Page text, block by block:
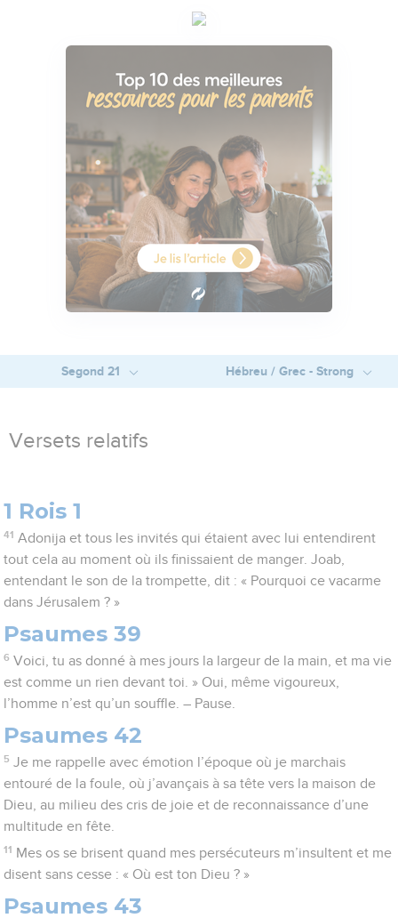
Segond 21 Hébreu / Grec - Strong
Versets relatifs
1 Rois 1
41 Adonija et tous les invités qui étaient avec lui entendirent
tout cela au moment où ils finissaient de manger. Joab,
entendant le son de la trompette, dit : « Pourquoi ce vacarme
dans Jérusalem ? »
Psaumes 39
6 Voici, tu as donné à mes jours la largeur de la main, et ma vie
est comme un rien devant toi. » Oui, même vigoureux,
l’homme n’est qu’un souffle. – Pause.
Psaumes 42
5 Je me rappelle avec émotion l’époque où je marchais
entouré de la foule, où j’avançais à sa tête vers la maison de
Dieu, au milieu des cris de joie et de reconnaissance d’une
multitude en fête.
11 Mes os se brisent quand mes persécuteurs m’insultent et me
disent sans cesse : « Où est ton Dieu ? »
Psaumes 43